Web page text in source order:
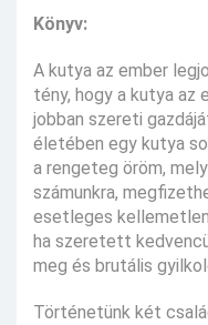
Könyv:
A kutya az ember
tény, hogy a kutya az
jobban szereti
életében egy kutya
a rengeteg öröm,
számunkra,
esetleges
ha szeretett
meg és brutális
Történetünk két